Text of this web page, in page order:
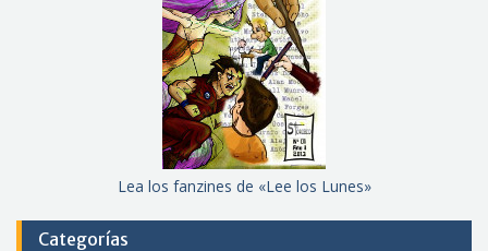
Lea los fanzines de «Lee los Lunes»
Categorías